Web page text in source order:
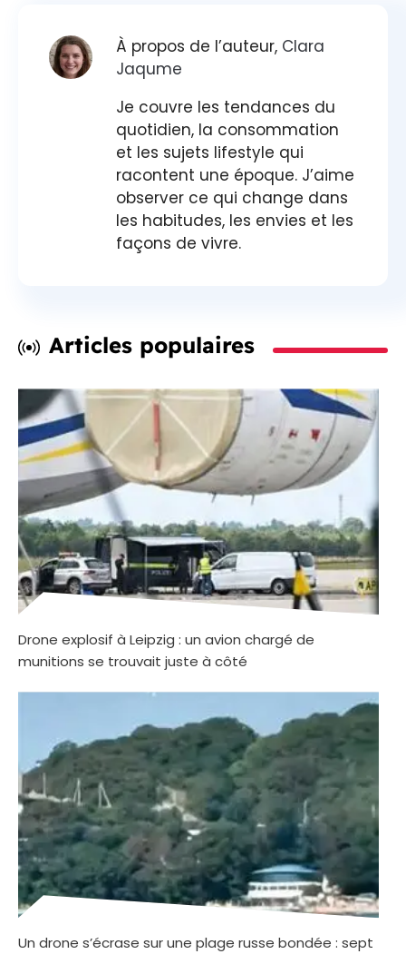
À propos de l’auteur, Clara
Jaqume
Je couvre les tendances du
quotidien, la consommation
et les sujets lifestyle qui
racontent une époque. J’aime
observer ce qui change dans
les habitudes, les envies et les
façons de vivre.
Articles populaires
Drone explosif à Leipzig : un avion chargé de
munitions se trouvait juste à côté
Un drone s’écrase sur une plage russe bondée : sept